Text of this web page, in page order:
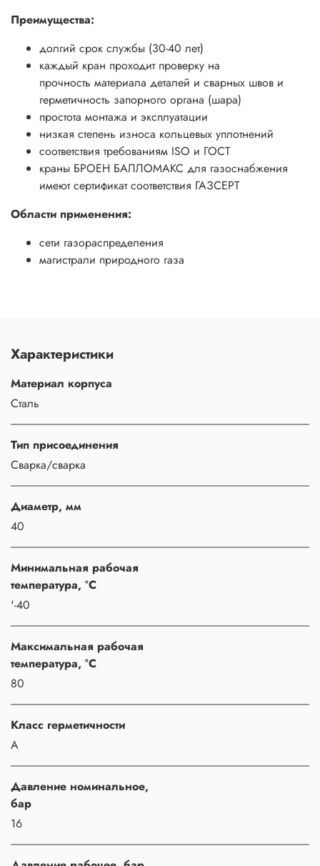
Преимущества:
долгий срок службы (30-40 лет)
каждый кран проходит проверку на
прочность материала деталей и сварных швов и
герметичность запорного органа (шара)
простота монтажа и эксплуатации
низкая степень износа кольцевых уплотнений
соответствия требованиям ISO и ГОСТ
краны БРОЕН БАЛЛОМАКС для газоснабжения
имеют сертификат соответствия ГАЗСЕРТ
Области применения:
сети газораспределения
магистрали природного газа
Характеристики
Материал корпуса
Сталь
Тип присоединения
Сварка/сварка
Диаметр, мм
40
Минимальная рабочая
температура, °C
'-40
Максимальная рабочая
температура, °C
80
Класс герметичности
A
Давление номинальное,
бар
16